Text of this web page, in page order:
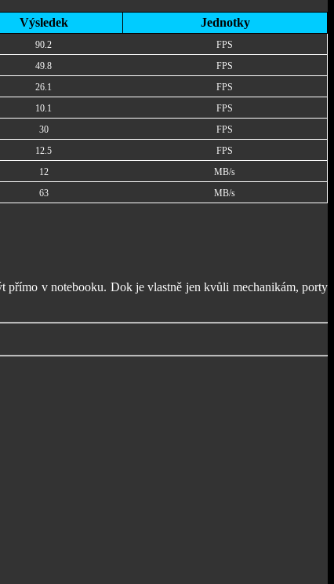
Výsledek Jednotky
90.2 FPS
49.8 FPS
26.1 FPS
10.1 FPS
30 FPS
12.5 FPS
12 MB/s
63 MB/s
přímo v notebooku. Dok je vlastně jen kvůli mechanikám, porty